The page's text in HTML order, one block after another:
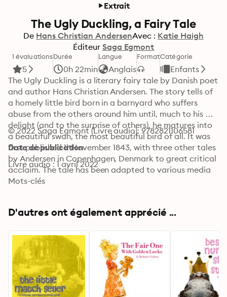
Extrait
The Ugly Duckling, a Fairy Tale
De Hans Christian AndersenAvec : Katie Haigh
Éditeur Saga Egmont
1 évaluations
5
Durée
0h 22min
Langue
Anglais
FormatCatégorie
Enfants
The Ugly Duckling is a literary fairy tale by Danish poet
and author Hans Christian Andersen. The story tells of
a homely little bird born in a barnyard who suffers
abuse from the others around him until, much to his
delight (and to the surprise of others), he matures into
a beautiful swan, the most beautiful bird of all. It was
first published 11 November 1843, with three other tales
by Andersen in Copenhagen, Denmark to great critical
acclaim. The tale has been adapted to various media
including opera, musical, and animated film. The tale is
© 2022 Saga Egmont (Livre audio): 9782821106581
Date de publication
Livre audio : 1 avril 2022
Mots-clés
D'autres ont également apprécié ...